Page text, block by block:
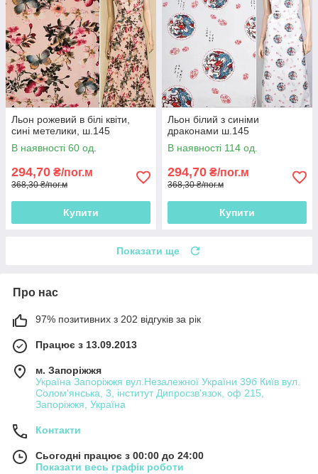
Льон рожевий в білі квіти,
сині метелики, ш.145
В наявності 60 од.
294,70 ₴/пог.м
368,30 ₴/пог.м
Купити
Льон білий з синіми
драконами ш.145
В наявності 114 од.
294,70 ₴/пог.м
368,30 ₴/пог.м
Купити
Показати ще
Про нас
97% позитивних з 202 відгуків за рік
Працює з 13.09.2013
м. Запоріжжя
Україна Запоріжжя вул.Незалежної України 39б Київ вул.
Солом'янська, 3, інститут Дипросзв'язок, оф 215,
Запоріжжя, Україна
Контакти
Сьогодні працює з 00:00 до 24:00
Показати весь графік роботи